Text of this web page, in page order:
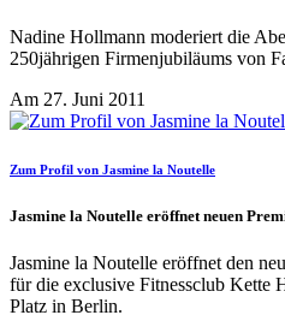
Nadine Hollmann moderiert die
250jährigen Firmenjubiläums von
Am 27. Juni 2011
Zum Profil von Jasmine la Noutelle
Jasmine la Noutelle eröffnet neuen
Jasmine la Noutelle eröffnet den
für die exclusive Fitnessclub Kette
Platz in Berlin.